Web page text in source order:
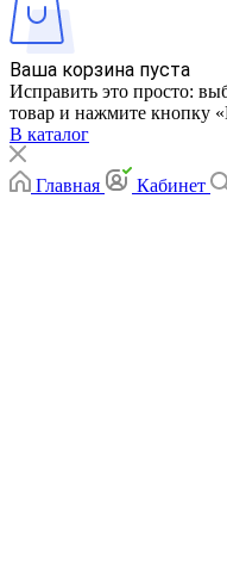
Ваша корзина пуста
Исправить это просто:
товар и нажмите кнопку
В каталог
Главная Кабинет